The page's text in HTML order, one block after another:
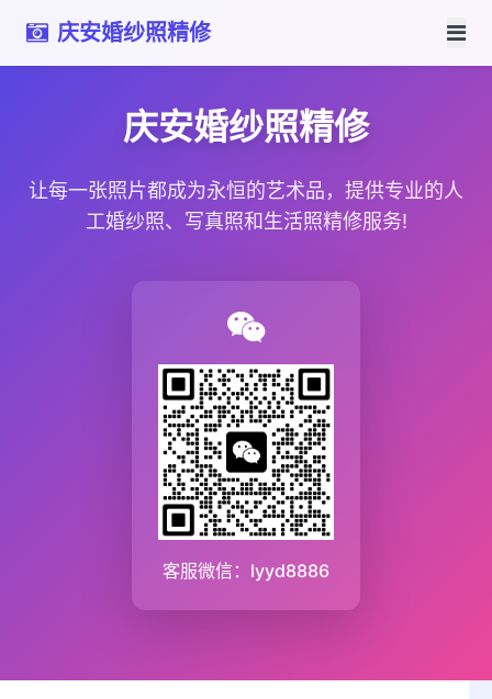
庆安婚纱照精修
庆安婚纱照精修
让每一张照片都成为永恒的艺术品，提供专业的人
工婚纱照、写真照和生活照精修服务!
客服微信：lyyd8886